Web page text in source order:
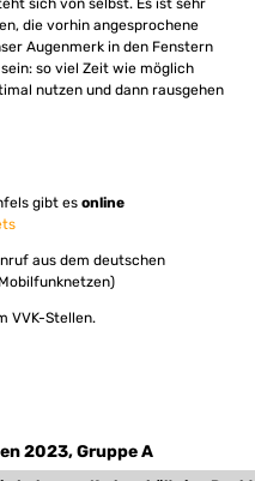
sich von selbst. Es ist sehr
die vorhin angesprochene
Augenmerk in den Fenstern
so viel Zeit wie möglich
nutzen und dann rausgehen
gibt es online
aus dem deutschen
VVK-Stellen.
2023, Gruppe A